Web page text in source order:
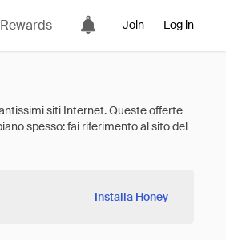
Rewards Join Log in
Installa Honey